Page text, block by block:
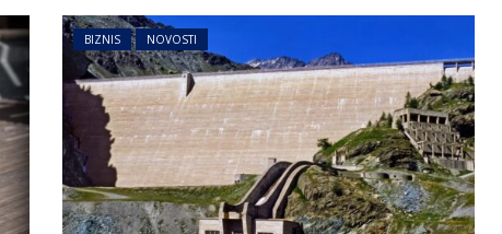
BIZNIS NOVOSTI
zbog
Dunava
BIZNIS NOVOSTI
Svjetske cijene hrane
ponovo porasle, evo i šta je
najviše poskupjelo